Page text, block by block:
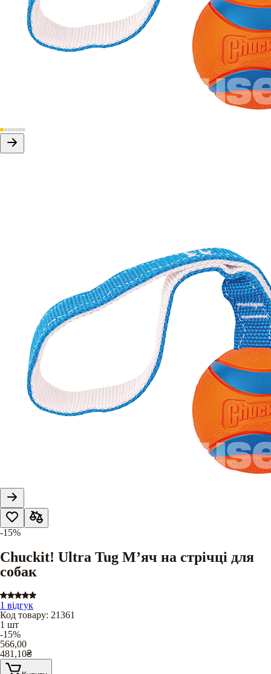
-15%
Chuckit! Ultra Tug М’яч на стрічці для
собак
1 відгук
Код товару: 21361
1 шт
-15%
566,00
481,10₴